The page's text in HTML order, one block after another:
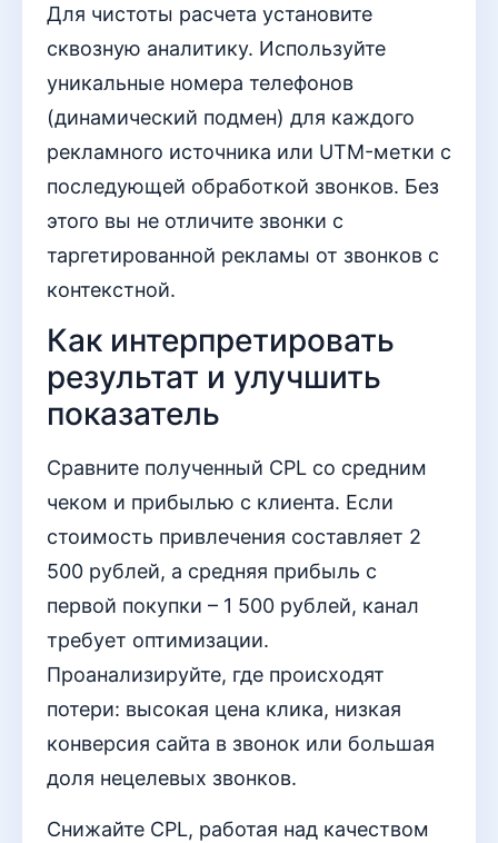
Для чистоты расчета установите
сквозную аналитику. Используйте
уникальные номера телефонов
(динамический подмен) для каждого
рекламного источника или UTM-метки с
последующей обработкой звонков. Без
этого вы не отличите звонки с
таргетированной рекламы от звонков с
контекстной.
Как интерпретировать
результат и улучшить
показатель
Сравните полученный CPL со средним
чеком и прибылью с клиента. Если
стоимость привлечения составляет 2
500 рублей, а средняя прибыль с
первой покупки – 1 500 рублей, канал
требует оптимизации.
Проанализируйте, где происходят
потери: высокая цена клика, низкая
конверсия сайта в звонок или большая
доля нецелевых звонков.
Снижайте CPL, работая над качеством